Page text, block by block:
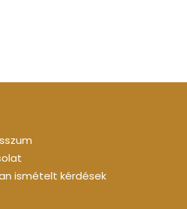
ismételt kérdések